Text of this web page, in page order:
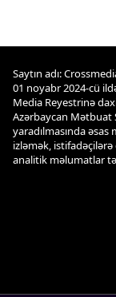
Saytın adı:
01 noyabr 2024-cü
Media Reyestrinə
Azərbaycan Mətbuat
yaradılmasında
izləmək,
analitik məlumatlar